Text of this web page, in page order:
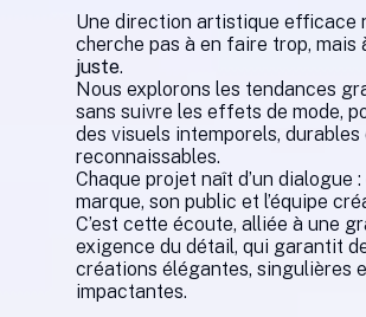
Une direction artistique efficace
cherche pas à en faire trop, mais
juste.
Nous explorons les tendances
sans suivre les effets de mode,
des visuels intemporels, durables
reconnaissables.
Chaque projet naît d’un dialogue
marque, son public et l’équipe
C’est cette écoute, alliée à une
exigence du détail, qui garantit
créations élégantes, singulières
impactantes.